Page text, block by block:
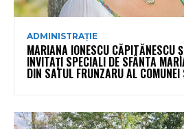
ADMINISTRAȚIE
MARIANA IONESCU CĂPITĂNESCU
INVITAȚI SPECIALI DE SFÂNTA
DIN SATUL FRUNZARU AL